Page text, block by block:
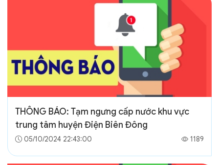
THÔNG BÁO: Tạm ngưng cấp nước khu vực
trung tâm huyện Điện Biên Đông
05/10/2024 22:43:00 1189